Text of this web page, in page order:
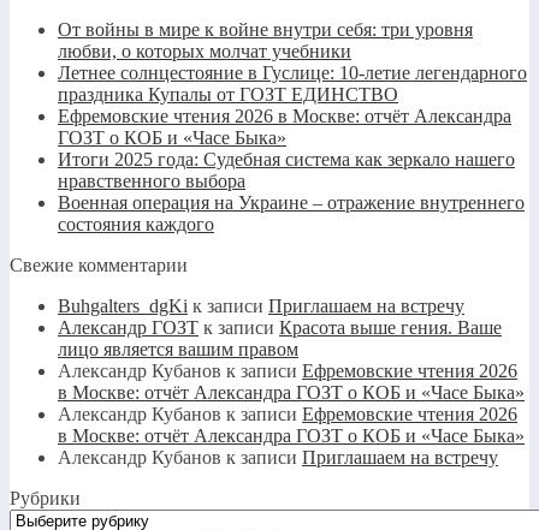
От войны в мире к войне внутри себя: три уровня
любви, о которых молчат учебники
Летнее солнцестояние в Гуслице: 10-летие легендарного
праздника Купалы от ГОЗТ ЕДИНСТВО
Ефремовские чтения 2026 в Москве: отчёт Александра
ГОЗТ о КОБ и «Часе Быка»
Итоги 2025 года: Судебная система как зеркало нашего
нравственного выбора
Военная операция на Украине – отражение внутреннего
состояния каждого
Свежие комментарии
Buhgalters_dgKi к записи Приглашаем на встречу
Александр ГОЗТ к записи Красота выше гения. Ваше
лицо является вашим правом
Александр Кубанов к записи Ефремовские чтения 2026
в Москве: отчёт Александра ГОЗТ о КОБ и «Часе Быка»
Александр Кубанов к записи Ефремовские чтения 2026
в Москве: отчёт Александра ГОЗТ о КОБ и «Часе Быка»
Александр Кубанов к записи Приглашаем на встречу
Рубрики
Рубрики